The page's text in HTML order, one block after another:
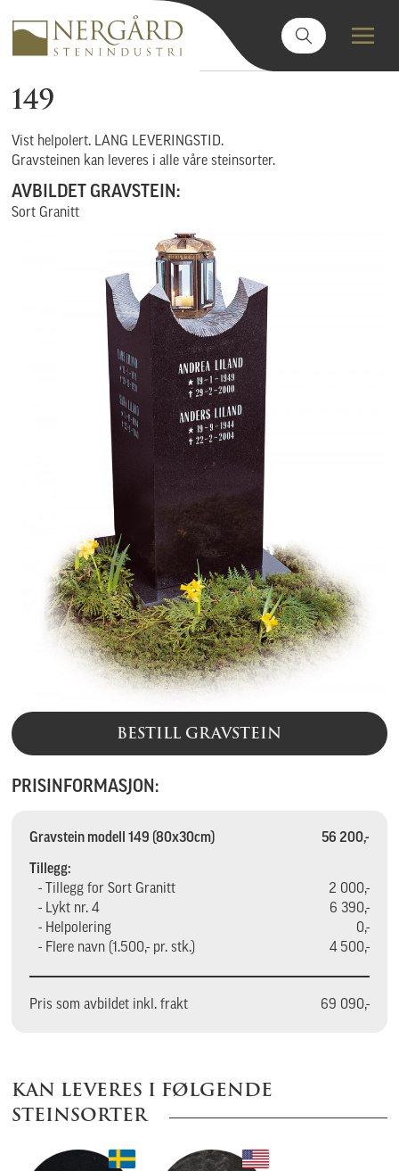
149
Vist helpolert. LANG LEVERINGSTID.
Gravsteinen kan leveres i alle våre steinsorter.
AVBILDET GRAVSTEIN:
Sort Granitt
BESTILL GRAVSTEIN
PRISINFORMASJON:
Gravstein modell 149 (80x30cm) 56 200,-
Tillegg:
- Tillegg for Sort Granitt
2 000,-
- Lykt nr. 4
6 390,-
- Helpolering
0,-
- Flere navn (1.500,- pr. stk.)
4 500,-
Pris som avbildet inkl. frakt 69 090,-
KAN LEVERES I FØLGENDE
STEINSORTER